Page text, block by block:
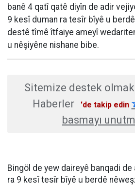
banê 4 qatî qatê diyîn de adir
9 kesî duman ra tesîr bîyê u
destê tîmê îtfaiye ameyî
u nêşiyêne nishane bibe.
Sitemize destek
Haberler
'de takip edin
basmayı
Bingöl de yew daireyê banqadi
ra 9 kesî tesîr bîyê u berdê